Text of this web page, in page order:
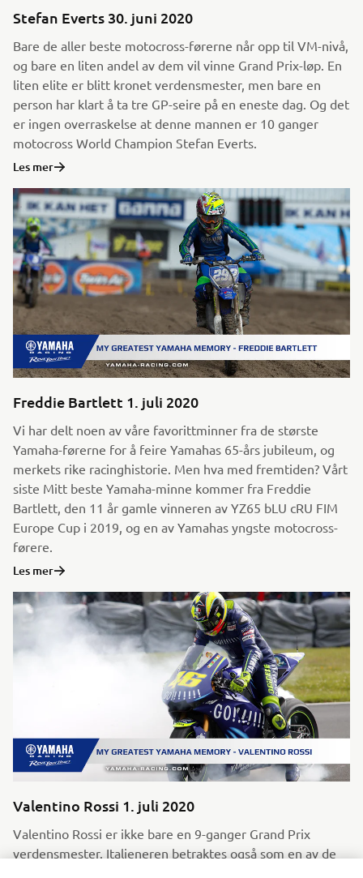
Stefan Everts 30. juni 2020
Bare de aller beste motocross-førerne når opp til VM-nivå,
og bare en liten andel av dem vil vinne Grand Prix-løp. En
liten elite er blitt kronet verdensmester, men bare en
person har klart å ta tre GP-seire på en eneste dag. Og det
er ingen overraskelse at denne mannen er 10 ganger
motocross World Champion Stefan Everts.
Les mer
Freddie Bartlett 1. juli 2020
Vi har delt noen av våre favorittminner fra de største
Yamaha-førerne for å feire Yamahas 65-års jubileum, og
merkets rike racinghistorie. Men hva med fremtiden? Vårt
siste Mitt beste Yamaha-minne kommer fra Freddie
Bartlett, den 11 år gamle vinneren av YZ65 bLU cRU FIM
Europe Cup i 2019, og en av Yamahas yngste motocross-
førere.
Les mer
Valentino Rossi 1. juli 2020
Valentino Rossi er ikke bare en 9-ganger Grand Prix
verdensmester. Italieneren betraktes også som en av de